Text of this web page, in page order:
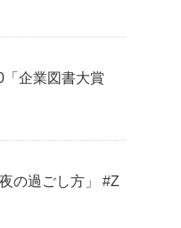
「企業図書大賞
の過ごし方」 #Z